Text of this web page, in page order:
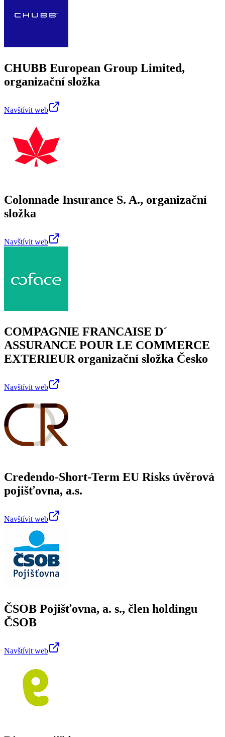
CHUBB European Group Limited,
organizační složka
Navštívit web
Colonnade Insurance S. A., organizační
složka
Navštívit web
COMPAGNIE FRANCAISE D´
ASSURANCE POUR LE COMMERCE
EXTERIEUR organizační složka Česko
Navštívit web
Credendo-Short-Term EU Risks úvěrová
pojišťovna, a.s.
Navštívit web
ČSOB Pojišťovna, a. s., člen holdingu
ČSOB
Navštívit web